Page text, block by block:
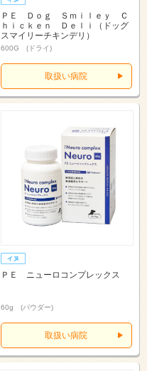
ＰＥ Ｄｏｇ Ｓｍｉｌｅｙ Ｃ
ｈｉｃｋｅｎ Ｄｅｌｉ（ドッグ
スマイリーチキンデリ）
600G (ドライ)
取扱い病院
ＰＥ ニューロコンプレックス
60g (パウダー)
取扱い病院